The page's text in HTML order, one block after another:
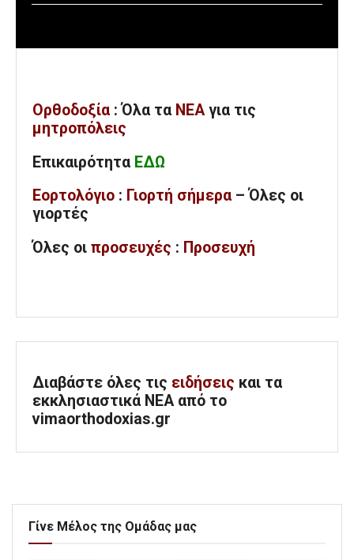
Ορθοδοξία : Όλα τα ΝΕΑ για τις
μητροπόλεις
Επικαιρότητα ΕΔΩ
Εορτολόγιο : Γιορτή σήμερα – Όλες οι
γιορτές
Όλες οι προσευχές : Προσευχή
Διαβάστε όλες τις ειδήσεις και τα
εκκλησιαστικά ΝΕΑ από το
vimaorthodoxias.gr
Γίνε Μέλος της Ομάδας μας